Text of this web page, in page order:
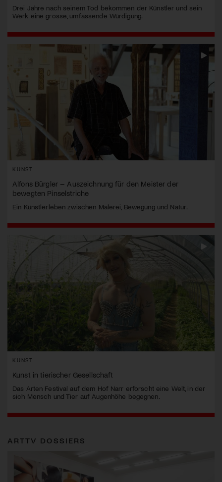
Drei Jahre nach seinem Tod bekommen der Künstler und sein
Werk eine grosse, umfassende Würdigung.
KUNST
Alfons Bürgler – Auszeichnung für den Meister der
bewegten Pinselstriche
Ein Künstlerleben zwischen Malerei, Bewegung und Natur.
KUNST
Kunst in tierischer Gesellschaft
Das Arten Festival auf dem Hof Narr erforscht eine Welt, in der
sich Mensch und Tier auf Augenhöhe begegnen.
ARTTV DOSSIERS